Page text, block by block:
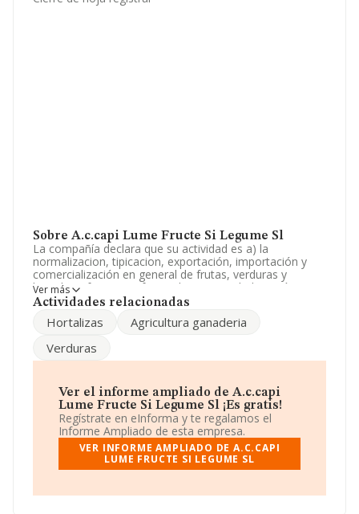
Sobre A.c.capi Lume Fructe Si Legume Sl
La compañía declara que su actividad es a) la
normalizacion, tipicacion, exportación, importación y
comercialización en general de frutas, verduras y
hortalizas frescas, refrigeradas o congeladas, así como
su distribución, almacenaje y transporte. b) la compra.
actividad de referencia CNAE corresponde a 'Comercio
4631. No realiza actividad de importación y/o
exportación.
La sociedad A.C.Capi Lume Fructe Si Legume S.L
con número de identificación fiscal B04659454, en el
municipio de Adra, Almería, Andalucía.
Con los datos a disposición de INFORMA sobre 17.576
empresas pertenecientes al sector, la facturación en el
ámbito nacional alcanza los 46.240 millones de euros y
las empresas es de 2 millones de euros. Finalmente,
Ver más
Actividades relacionadas
Hortalizas
Agricultura ganaderia
Verduras
Ver el informe ampliado de A.c.capi
Lume Fructe Si Legume Sl ¡Es gratis!
Regístrate en eInforma y te regalamos el
Informe Ampliado de esta empresa.
VER INFORME AMPLIADO DE A.C.CAPI
LUME FRUCTE SI LEGUME SL